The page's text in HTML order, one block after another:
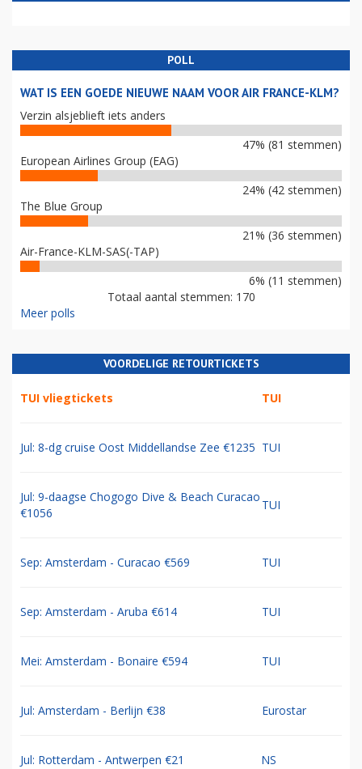
POLL
WAT IS EEN GOEDE NIEUWE NAAM VOOR AIR FRANCE-KLM?
Verzin alsjeblieft iets anders
47% (81 stemmen)
European Airlines Group (EAG)
24% (42 stemmen)
The Blue Group
21% (36 stemmen)
Air-France-KLM-SAS(-TAP)
6% (11 stemmen)
Totaal aantal stemmen: 170
Meer polls
VOORDELIGE RETOURTICKETS
TUI vliegtickets TUI
Jul: 8-dg cruise Oost Middellandse Zee €1235 TUI
Jul: 9-daagse Chogogo Dive & Beach Curacao
€1056
TUI
Sep: Amsterdam - Curacao €569 TUI
Sep: Amsterdam - Aruba €614 TUI
Mei: Amsterdam - Bonaire €594 TUI
Jul: Amsterdam - Berlijn €38 Eurostar
Jul: Rotterdam - Antwerpen €21 NS